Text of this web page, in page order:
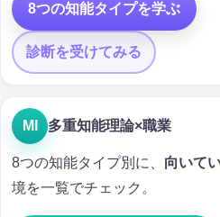
8つの知能タイプを学ぶ
診断を受けてみる
MI 多重知能理論×職業
8つの知能タイプ別に、 向いて
境を一覧でチェック。